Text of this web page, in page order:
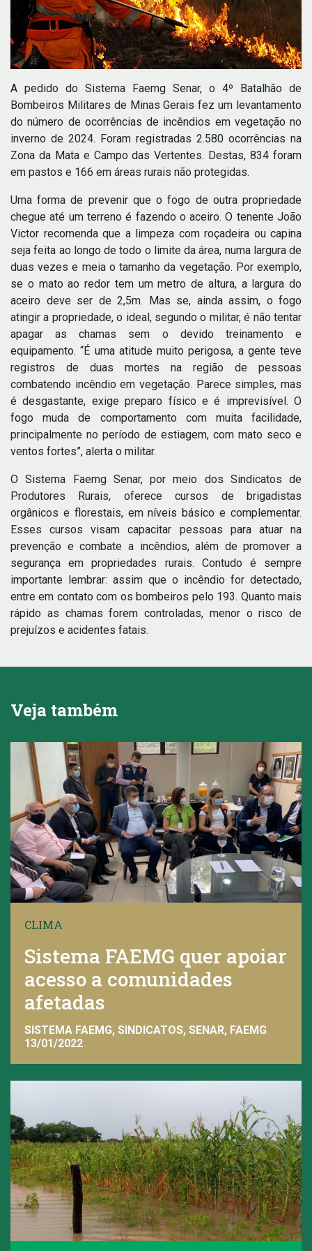
A pedido do Sistema Faemg Senar, o 4º Batalhão de
Bombeiros Militares de Minas Gerais fez um levantamento
do número de ocorrências de incêndios em vegetação no
inverno de 2024. Foram registradas 2.580 ocorrências na
Zona da Mata e Campo das Vertentes. Destas, 834 foram
em pastos e 166 em áreas rurais não protegidas.
Uma forma de prevenir que o fogo de outra propriedade
chegue até um terreno é fazendo o aceiro. O tenente João
Victor recomenda que a limpeza com roçadeira ou capina
seja feita ao longo de todo o limite da área, numa largura de
duas vezes e meia o tamanho da vegetação. Por exemplo,
se o mato ao redor tem um metro de altura, a largura do
aceiro deve ser de 2,5m. Mas se, ainda assim, o fogo
atingir a propriedade, o ideal, segundo o militar, é não tentar
apagar as chamas sem o devido treinamento e
equipamento. “É uma atitude muito perigosa, a gente teve
registros de duas mortes na região de pessoas
combatendo incêndio em vegetação. Parece simples, mas
é desgastante, exige preparo físico e é imprevisível. O
fogo muda de comportamento com muita facilidade,
principalmente no período de estiagem, com mato seco e
ventos fortes”, alerta o militar.
O Sistema Faemg Senar, por meio dos Sindicatos de
Produtores Rurais, oferece cursos de brigadistas
orgânicos e florestais, em níveis básico e complementar.
Esses cursos visam capacitar pessoas para atuar na
prevenção e combate a incêndios, além de promover a
segurança em propriedades rurais. Contudo é sempre
importante lembrar: assim que o incêndio for detectado,
entre em contato com os bombeiros pelo 193. Quanto mais
rápido as chamas forem controladas, menor o risco de
prejuízos e acidentes fatais.
Veja também
CLIMA
Sistema FAEMG quer apoiar
acesso a comunidades
afetadas
SISTEMA FAEMG, SINDICATOS, SENAR, FAEMG
13/01/2022